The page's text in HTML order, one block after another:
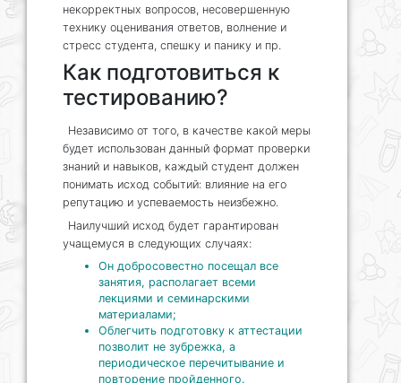
некорректных вопросов, несовершенную
технику оценивания ответов, волнение и
стресс студента, спешку и панику и пр.
Как подготовиться к
тестированию?
Независимо от того, в качестве какой меры
будет использован данный формат проверки
знаний и навыков, каждый студент должен
понимать исход событий: влияние на его
репутацию и успеваемость неизбежно.
Наилучший исход будет гарантирован
учащемуся в следующих случаях:
Он добросовестно посещал все
занятия, располагает всеми
лекциями и семинарскими
материалами;
Облегчить подготовку к аттестации
позволит не зубрежка, а
периодическое перечитывание и
повторение пройденного.